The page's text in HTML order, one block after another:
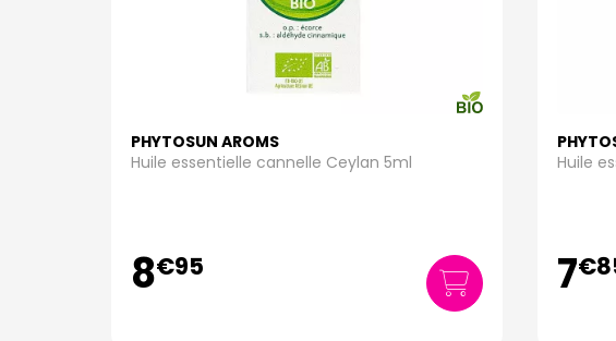
PHYTOSUN AROMS
Huile essentielle cannelle Ceylan 5ml
8€95
Huile
7€